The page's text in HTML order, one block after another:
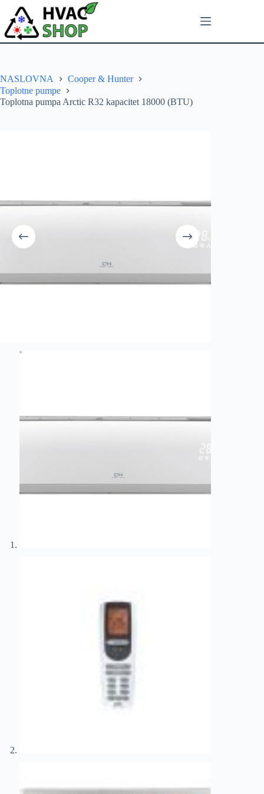
NASLOVNA
Cooper & Hunter
Toplotne pumpe
Toplotna pumpa Arctic R32 kapacitet 18000 (BTU)